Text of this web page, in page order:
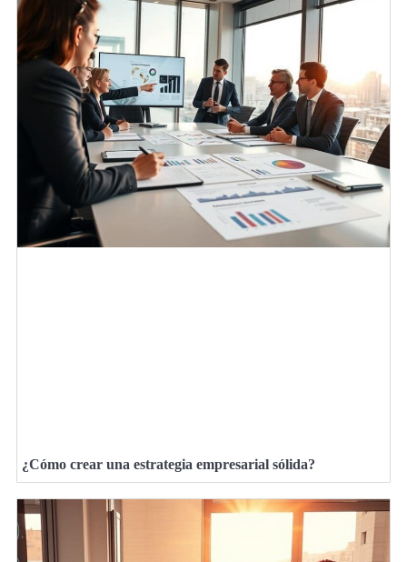
¿Cómo crear una estrategia empresarial sólida?